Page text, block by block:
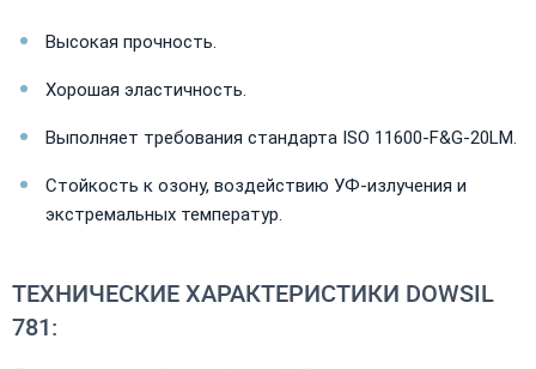
Высокая прочность.
Хорошая эластичность.
Выполняет требования стандарта ISO 11600-F&G-20LM.
Стойкость к озону, воздействию УФ-излучения и
экстремальных температур.
ТЕХНИЧЕСКИЕ ХАРАКТЕРИСТИКИ DOWSIL
781: